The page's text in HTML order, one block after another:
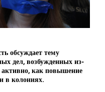
обсуждает тему
дел, возбужденных из-
активно, как повышение
в колониях.